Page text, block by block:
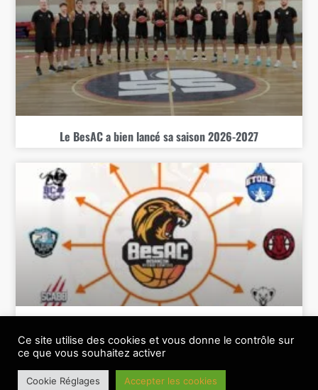
Le BesAC a bien lancé sa saison 2026-2027
BANNIERE PRINCIPALE
Ce site utilise des cookies et vous donne le contrôle sur
ce que vous souhaitez activer
Cookie Réglages Accepter les cookies